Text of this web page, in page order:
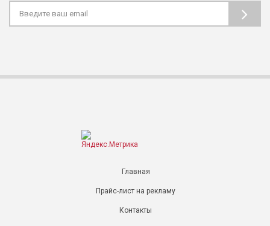
Главная
Прайс-лист на рекламу
Контакты